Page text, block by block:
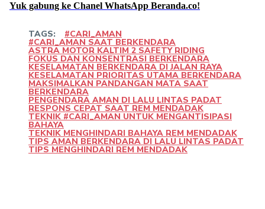
Yuk gabung ke Chanel WhatsApp Beranda.co!
TAGS: #CARI_AMAN
#CARI_AMAN SAAT BERKENDARA
ASTRA MOTOR KALTIM 2 SAFETY RIDING
FOKUS DAN KONSENTRASI BERKENDARA
KESELAMATAN BERKENDARA DI JALAN RAYA
KESELAMATAN PRIORITAS UTAMA BERKENDARA
MAKSIMALKAN PANDANGAN MATA SAAT
BERKENDARA
PENGENDARA AMAN DI LALU LINTAS PADAT
RESPONS CEPAT SAAT REM MENDADAK
TEKNIK #CARI_AMAN UNTUK MENGANTISIPASI
BAHAYA
TEKNIK MENGHINDARI BAHAYA REM MENDADAK
TIPS AMAN BERKENDARA DI LALU LINTAS PADAT
TIPS MENGHINDARI REM MENDADAK